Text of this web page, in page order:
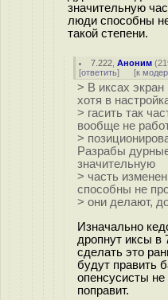
значительную
люди способны
такой степени.
7.222 ,Аноним (
[ответить] [к
> В иксах экран
хотя в
> гасить так
вообще не
>
Разрабы
значительную
> часть
способны не
> они делают,
Изначально
дропнут иксы в
сделать это
будут править
опенсусисты не
поправит.